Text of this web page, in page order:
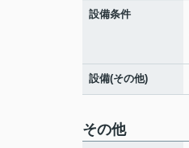
設備条件
設備(その他)
その他